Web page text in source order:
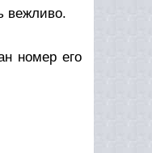
вежливо.
номер его